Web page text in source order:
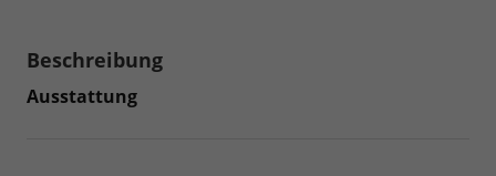
Beschreibung
Ausstattung